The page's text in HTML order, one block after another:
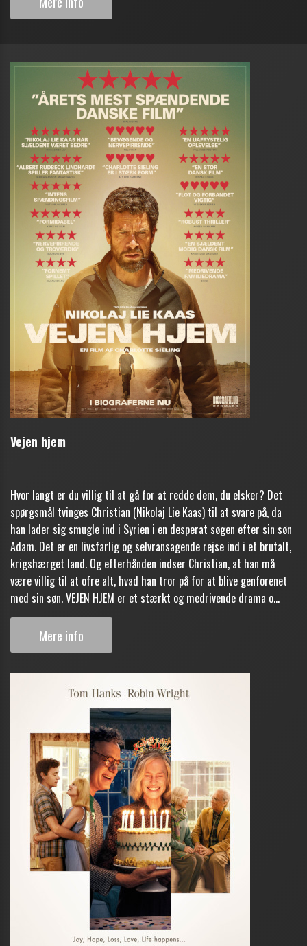
Vejen hjem
Hvor langt er du villig til at gå for at redde dem, du elsker? Det
spørgsmål tvinges Christian (Nikolaj Lie Kaas) til at svare på, da
han lader sig smugle ind i Syrien i en desperat søgen efter sin søn
Adam. Det er en livsfarlig og selvransagende rejse ind i et brutalt,
krigshærget land. Og efterhånden indser Christian, at han må
være villig til at ofre alt, hvad han tror på for at blive genforenet
med sin søn. VEJEN HJEM er et stærkt og medrivende drama o...
Mere info